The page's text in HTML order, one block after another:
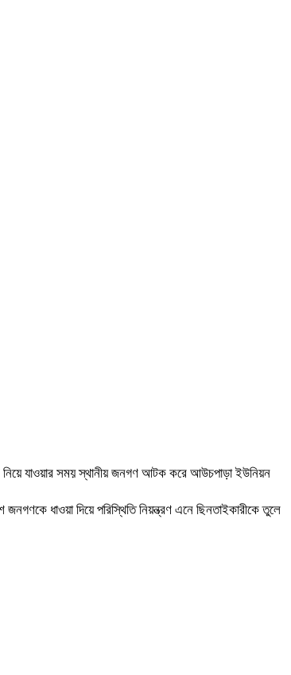
নিয়ে যাওয়ার সময় স্থানীয় জনগণ আটক করে আউচপাড়া ইউনিয়ন
ধাওয়া দিয়ে পরিস্থিতি নিয়ন্ত্রণ এনে ছিনতাইকারীকে তুলে